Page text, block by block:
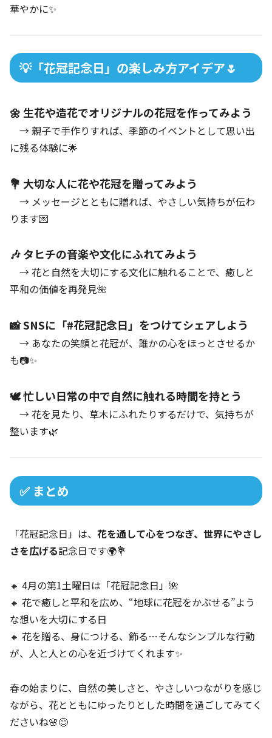
華やかに✨
💡「花冠記念日」の楽しみ方アイデア🌷
🌼 生花や造花でオリジナルの花冠を作ってみよう
→ 親子で手作りすれば、季節のイベントとして思い出
に残る体験に🌟
💐 大切な人に花や花冠を贈ってみよう
→ メッセージとともに贈れば、やさしい気持ちが伝わ
ります💌
🎶 タヒチの音楽や文化にふれてみよう
→ 花と自然を大切にする文化に触れることで、癒しと
平和の価値を再発見🌺
📸 SNSに「#花冠記念日」をつけてシェアしよう
→ あなたの笑顔と花冠が、誰かの心をほっとさせるか
も📷✨
🕊 忙しい日常の中で自然に触れる時間を持とう
→ 花を見たり、草木にふれたりするだけで、気持ちが
整います🌿
✅ まとめ
「花冠記念日」は、 花を通して心をつなぎ、世界にやさし
さを広げる記念日です🌍💐
🔸 4月の第1土曜日は「花冠記念日」🌺
🔸 花で癒しと平和を広め、“地球に花冠をかぶせる”よう
な想いを大切にする日
🔸 花を贈る、身につける、飾る…そんなシンプルな行動
が、人と人との心を近づけてくれます✨
春の始まりに、自然の美しさと、やさしいつながりを感じ
ながら、花とともにゆったりとした時間を過ごしてみてく
ださいね🌸😊